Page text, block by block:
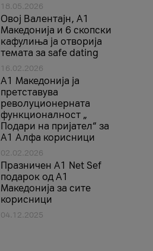
18.05.2026
Овој Валентајн, A1
Македонија и 6 скопски
кафулиња ја отворија
темата за safe dating
16.02.2026
А1 Македонија ја
претставува
револуционерната
функционалност „
Подари на пријател“ за
А1 Алфа корисници
02.02.2026
Празничен A1 Net Sеf
подарок од А1
Македонија за сите
корисници
04.12.2025